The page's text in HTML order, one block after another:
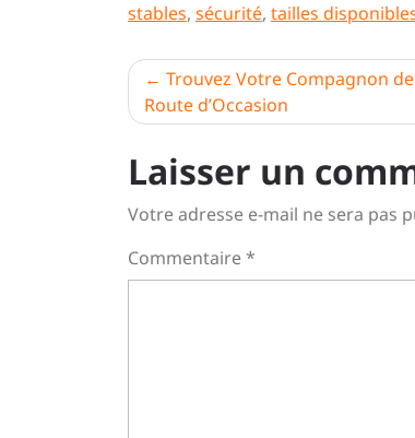
stables, sécurité, tailles
Navigation
de
l’article
Trouvez Votre Compagnon
Route d’Occasion
Laisser un
Votre adresse e-mail ne sera pas
Commentaire*